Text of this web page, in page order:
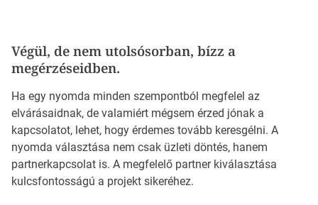
Végül, de nem utolsósorban, bízz a
megérzéseidben.
Ha egy nyomda minden szempontból megfelel az
elvárásaidnak, de valamiért mégsem érzed jónak a
kapcsolatot, lehet, hogy érdemes tovább keresgélni. A
nyomda választása nem csak üzleti döntés, hanem
partnerkapcsolat is. A megfelelő partner kiválasztása
kulcsfontosságú a projekt sikeréhez.